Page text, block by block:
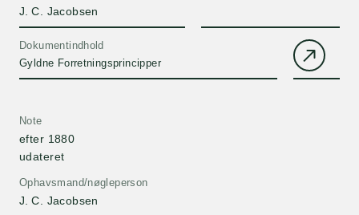
J. C. Jacobsen
Dokumentindhold
Gyldne Forretningsprincipper
Ophavsmand/nøgleperson
J. C. Jacobsen
Note
efter 1880
udateret